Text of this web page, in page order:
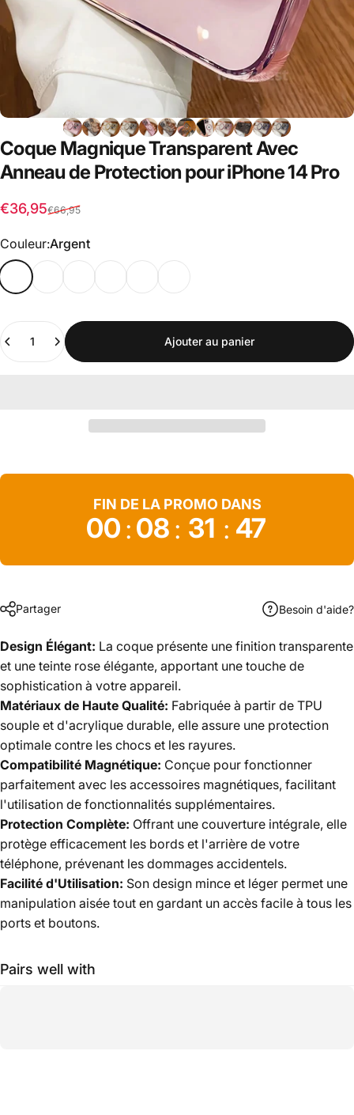
Coque MagniqueTransparentAvec
Anneaude Protection pouriPhone14Pro
Prix promotionnel
€36,95
Prix habituel
€66,95
Couleur
Couleur:Argent
Quantité
Ajouter au panier
FIN DE LA PROMO DANS
00:08: 31 : 46
Partager Besoin d'aide?
Design Élégant: La coque présente une finition transparente
et une teinte rose élégante, apportant une touche de
sophistication à votre appareil.
Matériaux de Haute Qualité: Fabriquée à partir de TPU
souple et d'acrylique durable, elle assure une protection
optimale contre les chocs et les rayures.
Compatibilité Magnétique: Conçue pour fonctionner
parfaitement avec les accessoires magnétiques, facilitant
l'utilisation de fonctionnalités supplémentaires.
Protection Complète: Offrant une couverture intégrale, elle
protège efficacement les bords et l'arrière de votre
téléphone, prévenant les dommages accidentels.
Facilité d'Utilisation: Son design mince et léger permet une
manipulation aisée tout en gardant un accès facile à tous les
ports et boutons.
Pairs well with